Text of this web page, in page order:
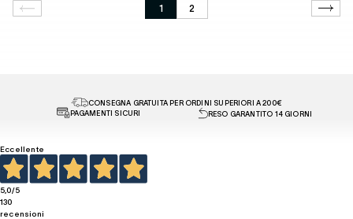
1 2
CONSEGNA GRATUITA PER ORDINI SUPERIORI A 200€
PAGAMENTI SICURI
RESO GARANTITO 14 GIORNI
Eccellente
5,0/5
130
recensioni